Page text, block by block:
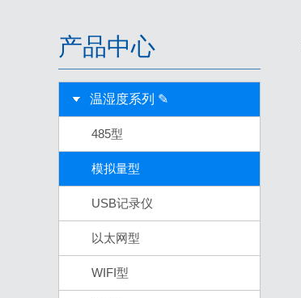
产品中心
温湿度系列 ✎
485型
模拟量型
USB记录仪
以太网型
WIFI型